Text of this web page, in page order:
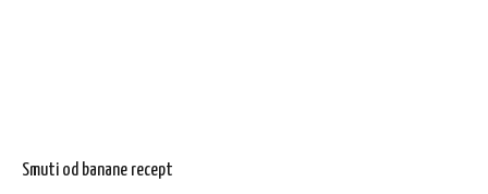
Smuti od banane recept